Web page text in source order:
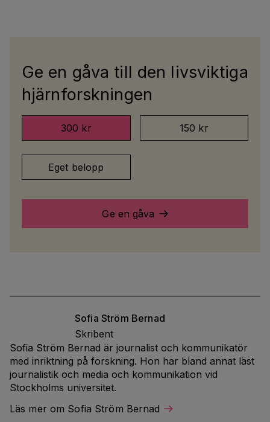
Ge en gåva till den livsviktiga
hjärnforskningen
300 kr 150 kr
Eget belopp
Ge en gåva
Sofia Ström Bernad
Skribent
Sofia Ström Bernad är journalist och kommunikatör
med inriktning på forskning. Hon har bland annat läst
journalistik och media och kommunikation vid
Stockholms universitet.
Läs mer om Sofia Ström Bernad